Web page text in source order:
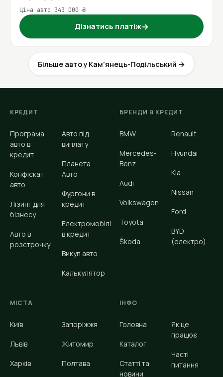
Ціна авто 343 000 ₴
Дізнатись платіж→
Більше авто у Кам'янець-Подільський →
КРЕДИТ
Програма
авто в
кредит
Конфіскат
авто
Лізинг для
бізнесу
Авто в
розстрочку
Авто під
виплату
Планета
Авто
Фургони в
кредит
Електромобілі
в кредит
Викуп авто
Калькулятор
БРЕНДИ В КРЕДИТ
BMW
Mercedes-
Benz
Audi
Volkswagen
Toyota
Škoda
Renault
Hyundai
Kia
Nissan
Ford
BYD
(електро)
МІСТА
Київ
Львів
Харків
Запоріжжя
Житомир
Полтава
ІНФО
Головна
Каталог
Статті та
новини
Як це
працює
Часті
питання